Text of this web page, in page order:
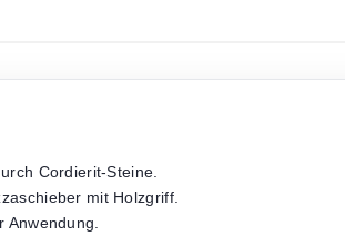
Cordierit-Steine.
mit Holzgriff.